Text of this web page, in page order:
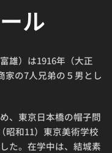
ル
）は1916年（大正
家の7人兄弟の５男とし
、東京日本橋の帽子問
昭和11）東京美術学校
た。在学中は、結城素